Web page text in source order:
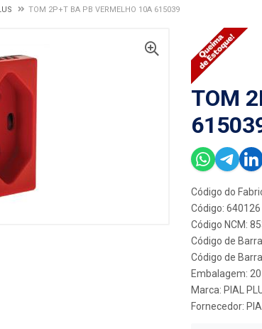
TOM 2P+T BA PB VERMELHO 10A 615039
TOM
Código do
Código: 640126
Código NCM:
Código de
Código de
Embalagem: 20
Marca: PIAL
Fornecedor: PIAL